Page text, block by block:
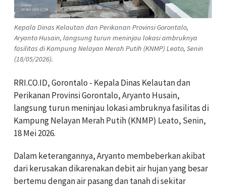
Kepala Dinas Kelautan dan Perikanan Provinsi Gorontalo,
Aryanto Husain, langsung turun meninjau lokasi ambruknya
fasilitas di Kampung Nelayan Merah Putih (KNMP) Leato, Senin
(18/05/2026).
RRI.CO.ID, Gorontalo - Kepala Dinas Kelautan dan
Perikanan Provinsi Gorontalo, Aryanto Husain,
langsung turun meninjau lokasi ambruknya fasilitas di
Kampung Nelayan Merah Putih (KNMP) Leato, Senin,
18 Mei 2026.
Dalam keterangannya, Aryanto membeberkan akibat
dari kerusakan dikarenakan debit air hujan yang besar
bertemu dengan air pasang dan tanah di sekitar